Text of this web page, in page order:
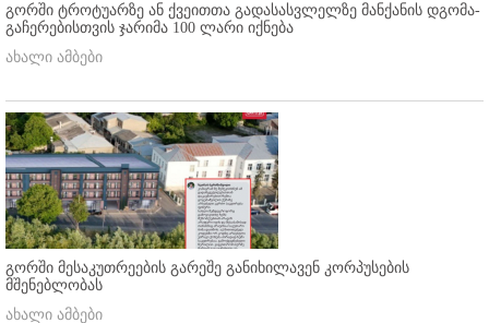
გორში ტროტუარზე ან ქვეითთა გადასასვლელზე მანქანის დგომა-
გაჩერებისთვის ჯარიმა 100 ლარი იქნება
ახალი ამბები
გორში მესაკუთრეების გარეშე განიხილავენ კორპუსების
მშენებლობას
ახალი ამბები